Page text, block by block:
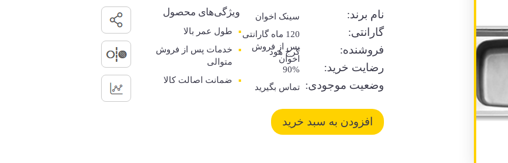
نام برند: سینک اخوان
گارانتی:
120 ماه گارانتی
پس از فروش
اخوان
فروشنده: کرج هود
رضایت خرید: 90%
وضعیت موجودی: تماس بگیرید
ویژگی‌های محصول
طول عمر بالا
خدمات پس از فروش
متوالی
ضمانت اصالت کالا